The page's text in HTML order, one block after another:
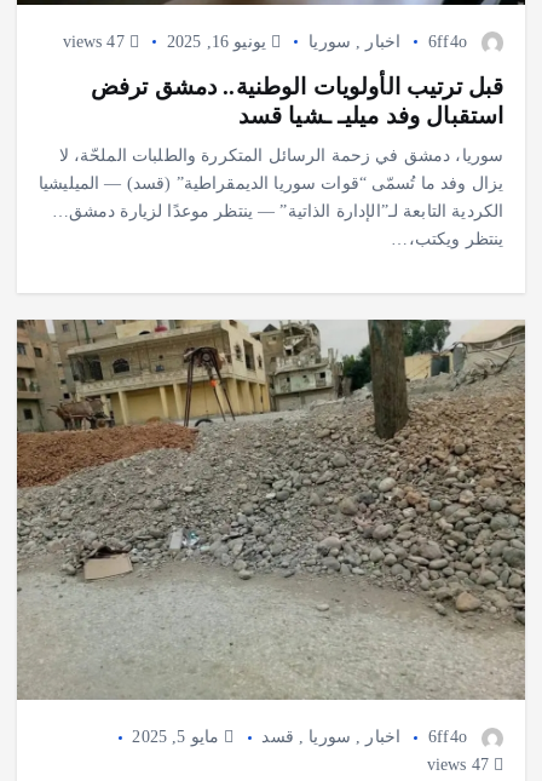
6ff4o اخبار سوريا يونيو 16, 2025 47 views
قبل ترتيب الأولويات الوطنية.. دمشق ترفض
استقبال وفد ميليـ ـشيا قسد
سوريا، دمشق في زحمة الرسائل المتكررة والطلبات الملحّة، لا
يزال وفد ما تُسمّى “قوات سوريا الديمقراطية” (قسد) — الميليشيا
الكردية التابعة لـ”الإدارة الذاتية” — ينتظر موعدًا لزيارة دمشق…
ينتظر ويكتب،…
6ff4o اخبار , سوريا , قسد
مايو 5, 2025